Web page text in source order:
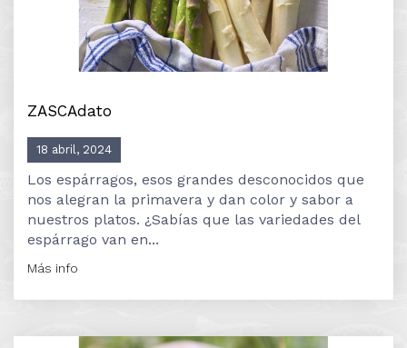
ZASCAdato
18 abril, 2024
Los espárragos, esos grandes desconocidos que
nos alegran la primavera y dan color y sabor a
nuestros platos. ¿Sabías que las variedades del
espárrago van en...
Más info